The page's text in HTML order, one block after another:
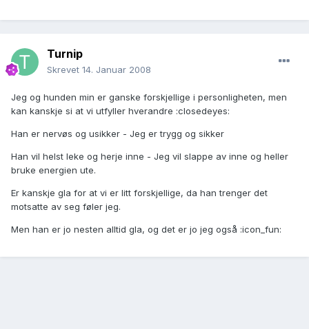
Turnip
Skrevet 14. Januar 2008
Jeg og hunden min er ganske forskjellige i personligheten, men
kan kanskje si at vi utfyller hverandre :closedeyes:
Han er nervøs og usikker - Jeg er trygg og sikker
Han vil helst leke og herje inne - Jeg vil slappe av inne og heller
bruke energien ute.
Er kanskje gla for at vi er litt forskjellige, da han trenger det
motsatte av seg føler jeg.
Men han er jo nesten alltid gla, og det er jo jeg også :icon_fun: